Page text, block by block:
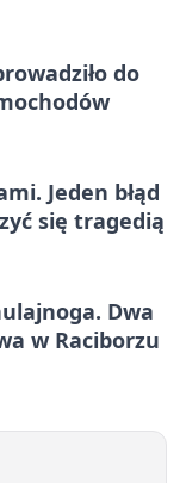
do
Jeden błąd
się tragedią
Dwa
w Raciborzu